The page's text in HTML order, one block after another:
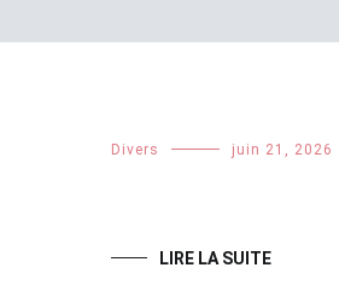
Divers juin 21, 2026
LIRE LA SUITE